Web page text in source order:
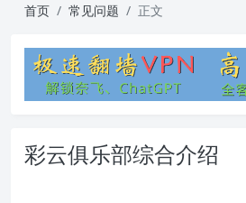
首页 常见问题 正文
彩云俱乐部综合介绍